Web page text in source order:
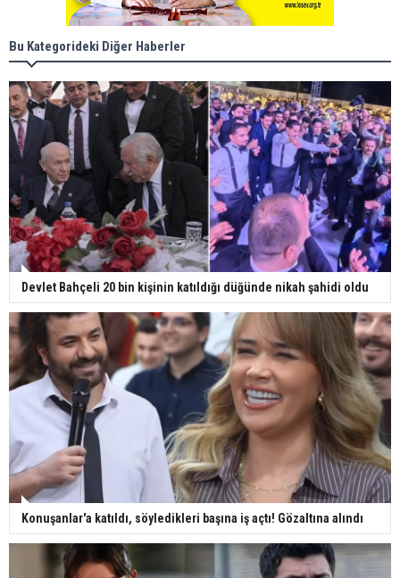
Bu Kategorideki Diğer Haberler
Devlet Bahçeli 20 bin kişinin katıldığı düğünde nikah şahidi oldu
Konuşanlar'a katıldı, söyledikleri başına iş açtı! Gözaltına alındı